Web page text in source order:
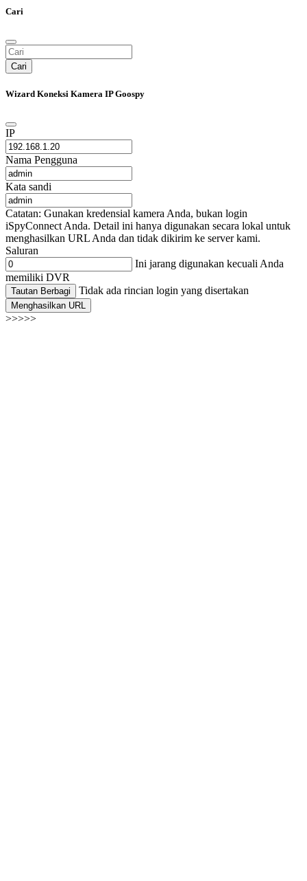
Cari
Cari
Wizard Koneksi Kamera IP Goospy
IP
Nama Pengguna
Kata sandi
Catatan: Gunakan kredensial kamera Anda, bukan login
iSpyConnect Anda. Detail ini hanya digunakan secara lokal untuk
menghasilkan URL Anda dan tidak dikirim ke server kami.
Saluran
Ini jarang digunakan kecuali Anda
memiliki DVR
Tautan Berbagi Tidak ada rincian login yang disertakan
Menghasilkan URL
>>>>>